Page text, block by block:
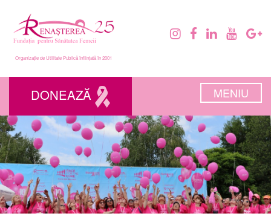
Organizație de Utilitate Publică înființată în 2001
DONEAZĂ MENIU